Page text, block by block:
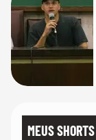
MEUS SHORTS